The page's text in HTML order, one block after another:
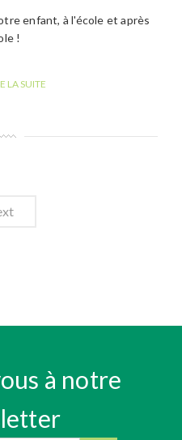
enfant, à l'école et après
!
LA SUITE
à notre